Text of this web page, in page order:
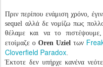
Πριν περίπου ενάμιση χρόνο,
sequel αλλά δε νομίζω πως
θέλαμε και να το
ετοίμαζε ο Oren Uziel των
Cloverfield Paradox.
Έκτοτε δεν υπήρχε κανένα